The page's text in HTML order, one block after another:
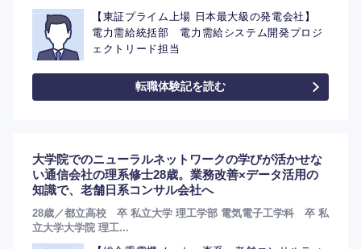
【東証プライム上場 日本最大級の発電会社】
電力需給統括部 電力需給システム開発プロジ
ェクトリード担当
転職体験記を読む
大学院でのニューラルネットワークの学びが活かせな
い通信会社の理系修士28歳。業務改善×データ活用の
知識で、老舗日系コンサル会社へ
28歳／都立高校 卒 私立大学 理工学部 電気電子工学科 卒 私
立大学大学院 理工...